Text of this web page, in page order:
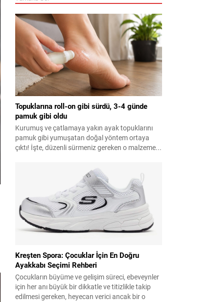
Topuklarına roll-on gibi sürdü, 3-4 günde
pamuk gibi oldu
Kurumuş ve çatlamaya yakın ayak topuklarını
pamuk gibi yumuşatan doğal yöntem ortaya
çıktı! İşte, düzenli sürmeniz gereken o malzeme...
Kreşten Spora: Çocuklar İçin En Doğru
Ayakkabı Seçimi Rehberi
Çocukların büyüme ve gelişim süreci, ebeveynler
için her anı büyük bir dikkatle ve titizlikle takip
edilmesi gereken, heyecan verici ancak bir o